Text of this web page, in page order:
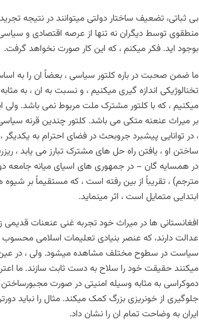
بی ثباتی، تضعیف ساختار دولتی میتوانند در نتیجه
منطقوی توسط دیگران نه تنها از عرصه اقتصادی و
بوجود اید. فکر میکنم ، که این کار صورت نخواهد گرفت.
ما ضمن صحبت در باره کلتور سیاسی ، بعضاً ان را به
تخنالوژیکی اندازه گیری میکنیم ، و نسبت به ان ، به
میکنیم ، که با کلتور مشترک ملت مربوط نمی باشد.
بر میراث عنعنه متکی می باشد. کلتور چندین قرنه
، در توانایی پیشبرد جروبحث در فضای احترام به
ساختن او ، یافتن راه حل های مشترک تبارز می یابد ،
در همسایه گان – در جمهوری های اسیای میانه
مترجم) ، تقریباً از بین رفته است ، که مستقیماً بر شیوه
ابتدایی متمایل است ، اثر مینماید.
افغانستانی ها در میراث خود تجربه غنی عنعنات قدیمی
عدالت دارند، که عنصر بنیادی تعلیمات اسلامی محسوب
سیاست در سطوح مختلف مشاهده میشود. ولی ، در عین
میکنند حقیقت خود را سلاح به دست ثابت سازند. ما
دموکراسی به مثابه وسیله امنیتی در صورت
جلوگیری از خونریزی بزرگ کمک میکند. مثال را نباید
ایران به وضاحت تمام ان را نشان داد.